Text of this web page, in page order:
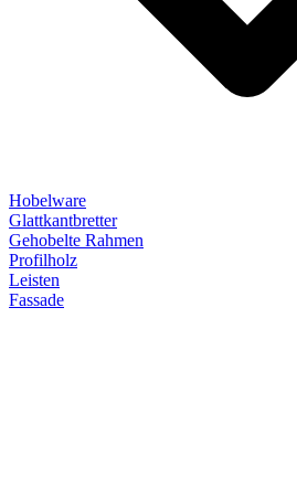
Hobelware
Glattkantbretter
Gehobelte Rahmen
Profilholz
Leisten
Fassade